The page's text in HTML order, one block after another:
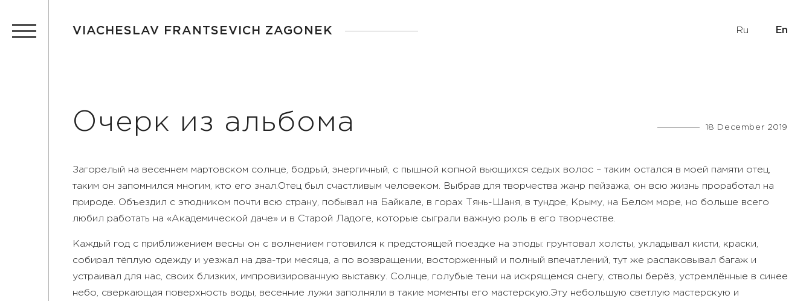
VIACHESLAV FRANTSEVICH ZAGONEK Ru En
Очерк из альбома 18 December 2019
Загорелый на весеннем мартовском солнце, бодрый, энергичный, с пышной копной вьющихся седых волос – таким остался в моей памяти отец,
таким он запомнился многим, кто его знал.Отец был счастливым человеком. Выбрав для творчества жанр пейзажа, он всю жизнь проработал на
природе. Объездил с этюдником почти всю страну, побывал на Байкале, в горах Тянь-Шаня, в тундре, Крыму, на Белом море, но больше всего
любил работать на «Академической даче» и в Старой Ладоге, которые сыграли важную роль в его творчестве.
Каждый год с приближением весны он с волнением готовился к предстоящей поездке на этюды: грунтовал холсты, укладывал кисти, краски,
собирал тёплую одежду и уезжал на два-три месяца, а по возвращении, восторженный и полный впечатлений, тут же распаковывал багаж и
устраивал для нас, своих близких, импровизированную выставку. Солнце, голубые тени на искрящемся снегу, стволы берёз, устремлённые в синее
небо, сверкающая поверхность воды, весенние лужи заполняли в такие моменты его мастерскую.Эту небольшую светлую мастерскую и